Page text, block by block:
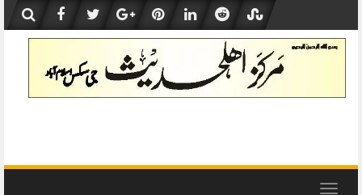
content
Toggle